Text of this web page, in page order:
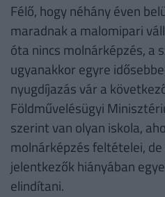
Félő, hogy néhány éven
maradnak a malomipari
óta nincs molnárképzés, a
ugyanakkor egyre
nyugdíjazás vár a
Földművelésügyi
szerint van olyan iskola,
molnárképzés feltételei,
jelentkezők hiányában
elindítani.